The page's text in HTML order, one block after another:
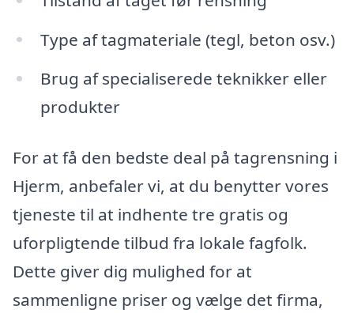
Type af tagmateriale (tegl, beton osv.)
Brug af specialiserede teknikker eller
produkter
For at få den bedste deal på tagrensning i
Hjerm, anbefaler vi, at du benytter vores
tjeneste til at indhente tre gratis og
uforpligtende tilbud fra lokale fagfolk.
Dette giver dig mulighed for at
sammenligne priser og vælge det firma,